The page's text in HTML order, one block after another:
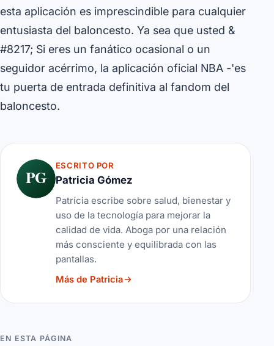
esta aplicación es imprescindible para cualquier
entusiasta del baloncesto. Ya sea que usted &
#8217; Si eres un fanático ocasional o un
seguidor acérrimo, la aplicación oficial NBA -'es
tu puerta de entrada definitiva al fandom del
baloncesto.
PG
ESCRITO POR
Patricia Gómez
Patrícia escribe sobre salud, bienestar y
uso de la tecnología para mejorar la
calidad de vida. Aboga por una relación
más consciente y equilibrada con las
pantallas.
Más de Patricia
EN ESTA PÁGINA